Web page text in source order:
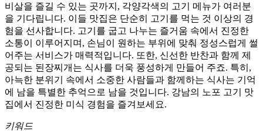
비살을 즐길 수 있는 곳까지, 각양각색의 고기 메뉴가 여러분
을 기다립니다. 이들 맛집은 단순히 고기를 먹는 것 이상의 경
험을 선사합니다. 고기를 굽고 나누는 즐거움 속에서 진정한
소통이 이루어지며, 손님이 원하는 부위에 맞춰 정성스럽게 썰
어주는 서비스가 매력적입니다. 또한, 신선한 반찬과 함께 제
공되는 된장찌개는 식사를 더욱 풍성하게 만들어 주죠. 특히,
아늑한 분위기 속에서 소중한 사람들과 함께하는 식사는 기억
에 남을 특별한 추억으로 남을 것입니다. 강남의 노포 고기 맛
집에서 진정한 미식 경험을 즐겨보세요.
키워드